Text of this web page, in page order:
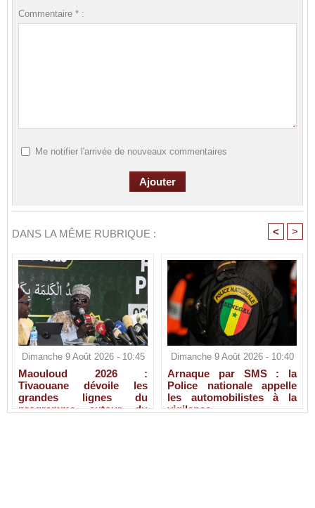
Commentaire * :
Me notifier l'arrivée de nouveaux commentaires
DANS LA MÊME RUBRIQUE : < >
Dimanche 9 Août 2026 - 10:45
Maouloud 2026 :
Tivaouane dévoile les
grandes lignes du
programme autour du
Dimanche 9 Août 2026 - 10:40
Arnaque par SMS : la
Police nationale appelle
les automobilistes à la
vigilance